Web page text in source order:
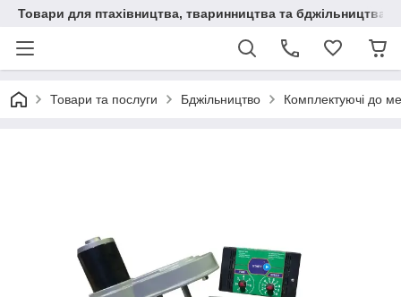
Товари для птахівництва, тваринництва та бджільництва
Товари та послуги Бджільництво Комплектуючі до